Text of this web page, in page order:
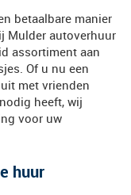
betaalbare manier
Mulder autoverhuur
assortiment aan
Of u nu een
met vrienden
heeft, wij
voor uw
huur